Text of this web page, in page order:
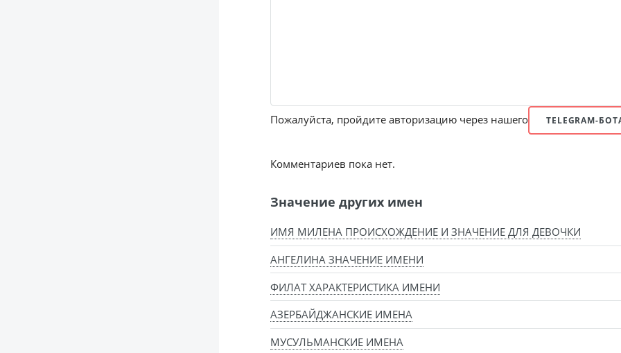
Пожалуйста, пройдите авторизацию через нашего TELEGRAM-
Комментариев пока нет.
Значение других имен
ИМЯ МИЛЕНА ПРОИСХОЖДЕНИЕ И ЗНАЧЕНИЕ ДЛЯ ДЕВОЧКИ
АНГЕЛИНА ЗНАЧЕНИЕ ИМЕНИ
ФИЛАТ ХАРАКТЕРИСТИКА ИМЕНИ
АЗЕРБАЙДЖАНСКИЕ ИМЕНА
МУСУЛЬМАНСКИЕ ИМЕНА